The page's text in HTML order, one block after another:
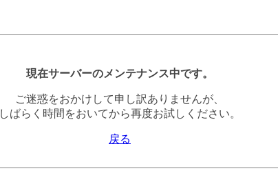
現在サーバーのメンテナンス中です。
ご迷惑をおかけして申し訳ありませんが、
しばらく時間をおいてから再度お試しください。
戻る